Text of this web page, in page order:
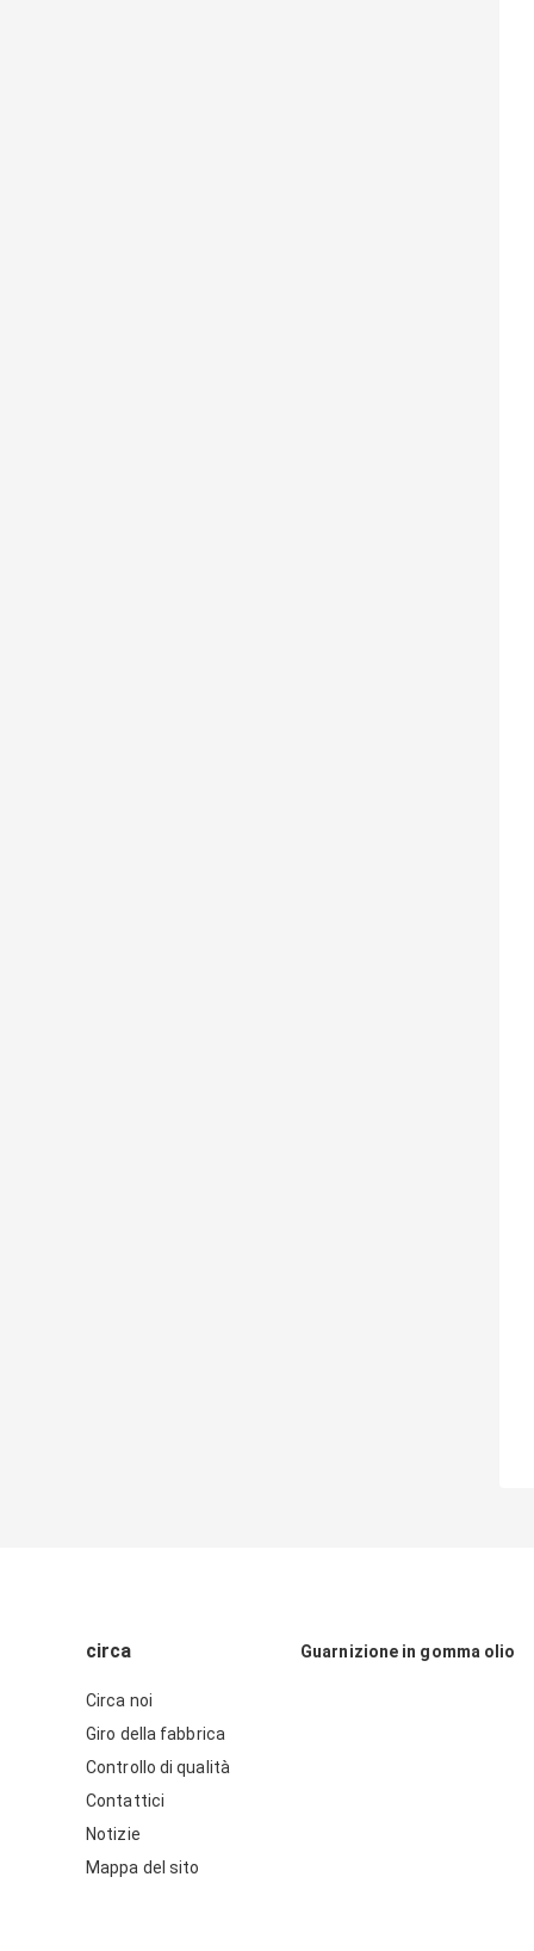
circa
Circa noi
Giro della fabbrica
Controllo di qualità
Contattici
Notizie
Mappa del sito
Guarnizione in gomma olio